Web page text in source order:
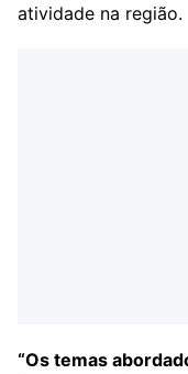
atividade na região.
“Os temas